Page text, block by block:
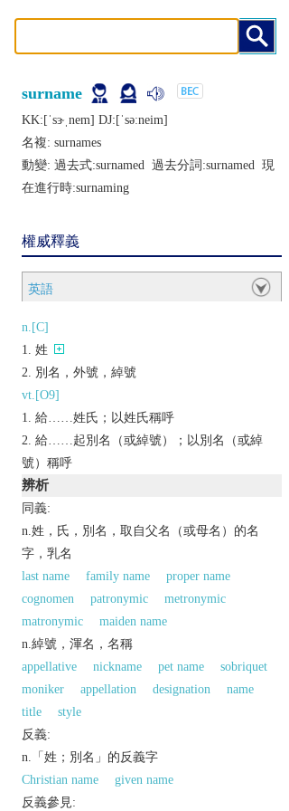
surname
KK:[ˈsɝˌnеm] DJ:[ˈsǝːnеim]
名複: surnames
動變: 過去式:surnamed 過去分詞:surnamed 現
在進行時:surnaming
權威釋義
英語
n.[C]
姓
別名，外號，綽號
vt.[O9]
給……姓氏；以姓氏稱呼
給……起別名（或綽號）；以別名（或綽
號）稱呼
辨析
同義:
n.姓，氏，別名，取自父名（或母名）的名
字，乳名
last name
family name
proper name
cognomen
patronymic
metronymic
matronymic
maiden name
n.綽號，渾名，名稱
appellative
nickname pet name
sobriquet
moniker
appellation designation
name
title
style
反義:
n.「姓；別名」的反義字
Christian name
given name
反義參見: